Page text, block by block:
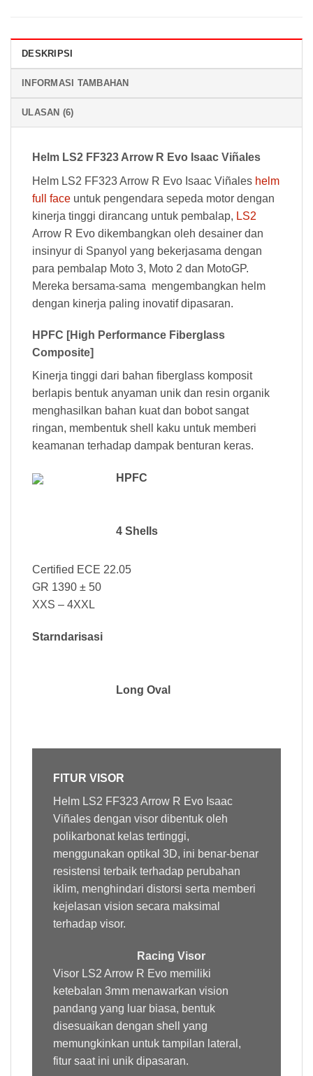
DESKRIPSI
INFORMASI TAMBAHAN
ULASAN (6)
Helm LS2 FF323 Arrow R Evo Isaac Viñales
Helm LS2 FF323 Arrow R Evo Isaac Viñales helm
full face untuk pengendara sepeda motor dengan
kinerja tinggi dirancang untuk pembalap, LS2
Arrow R Evo dikembangkan oleh desainer dan
insinyur di Spanyol yang bekerjasama dengan
para pembalap Moto 3, Moto 2 dan MotoGP.
Mereka bersama-sama mengembangkan helm
dengan kinerja paling inovatif dipasaran.
HPFC [High Performance Fiberglass
Composite]
Kinerja tinggi dari bahan fiberglass komposit
berlapis bentuk anyaman unik dan resin organik
menghasilkan bahan kuat dan bobot sangat
ringan, membentuk shell kaku untuk memberi
keamanan terhadap dampak benturan keras.
HPFC
4 Shells
Certified ECE 22.05
GR 1390 ± 50
XXS – 4XXL
Starndarisasi
Long Oval
FITUR VISOR
Helm LS2 FF323 Arrow R Evo Isaac
Viñales dengan visor dibentuk oleh
polikarbonat kelas tertinggi,
menggunakan optikal 3D, ini benar-benar
resistensi terbaik terhadap perubahan
iklim, menghindari distorsi serta memberi
kejelasan vision secara maksimal
terhadap visor.
Racing Visor
Visor LS2 Arrow R Evo memiliki
ketebalan 3mm menawarkan vision
pandang yang luar biasa, bentuk
disesuaikan dengan shell yang
memungkinkan untuk tampilan lateral,
fitur saat ini unik dipasaran.